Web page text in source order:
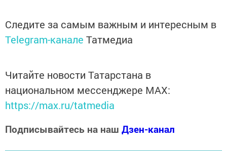
Следите за самым важным и интересным в
Telegram-канале Татмедиа
Читайте новости Татарстана в
национальном мессенджере MАХ:
https://max.ru/tatmedia
Подписывайтесь на наш Дзен-канал